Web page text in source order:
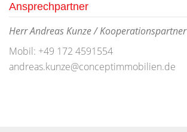
Ansprechpartner
Herr Andreas Kunze / Kooperationspartner
Mobil: +49 172 4591554
andreas.kunze@conceptimmobilien.de